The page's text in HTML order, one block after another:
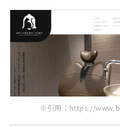
※引用：https://